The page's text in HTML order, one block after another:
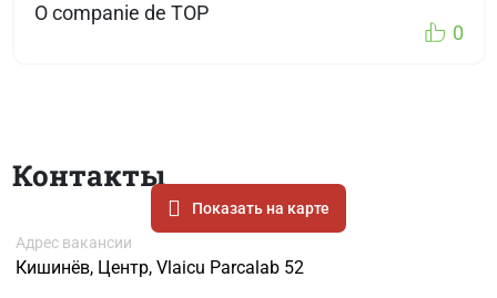
O companie de TOP
0
Контакты
Показать на карте
Адрес вакансии
Кишинёв, Центр, Vlaicu Parcalab 52